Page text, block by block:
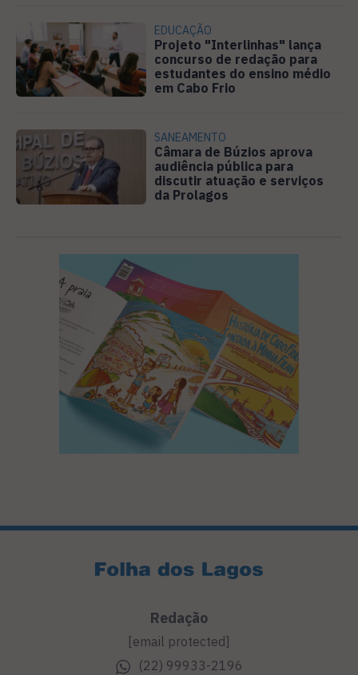
EDUCAÇÃO
Projeto "Interlinhas" lança
concurso de redação para
estudantes do ensino médio
em Cabo Frio
SANEAMENTO
Câmara de Búzios aprova
audiência pública para
discutir atuação e serviços
da Prolagos
Redação
[email protected]
(22) 99933-2196